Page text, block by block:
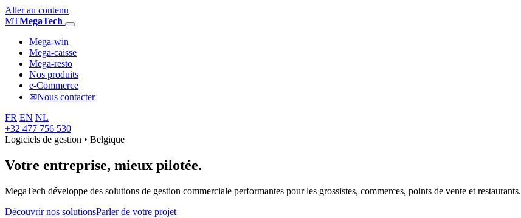
Aller au contenu
MTMegaTech
Mega-win
Mega-caisse
Mega-resto
Nos produits
e-Commerce
✉Nous contacter
FR EN NL
+32 477 756 530
Logiciels de gestion • Belgique
Votre entreprise, mieux pilotée.
MegaTech développe des solutions de gestion commerciale performantes pour les grossistes, commerces, points de vente et restaurants.
Découvrir nos solutionsParler de votre projet